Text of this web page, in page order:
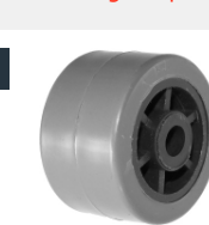
В наличии